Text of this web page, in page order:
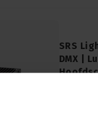
SRS
DMX |